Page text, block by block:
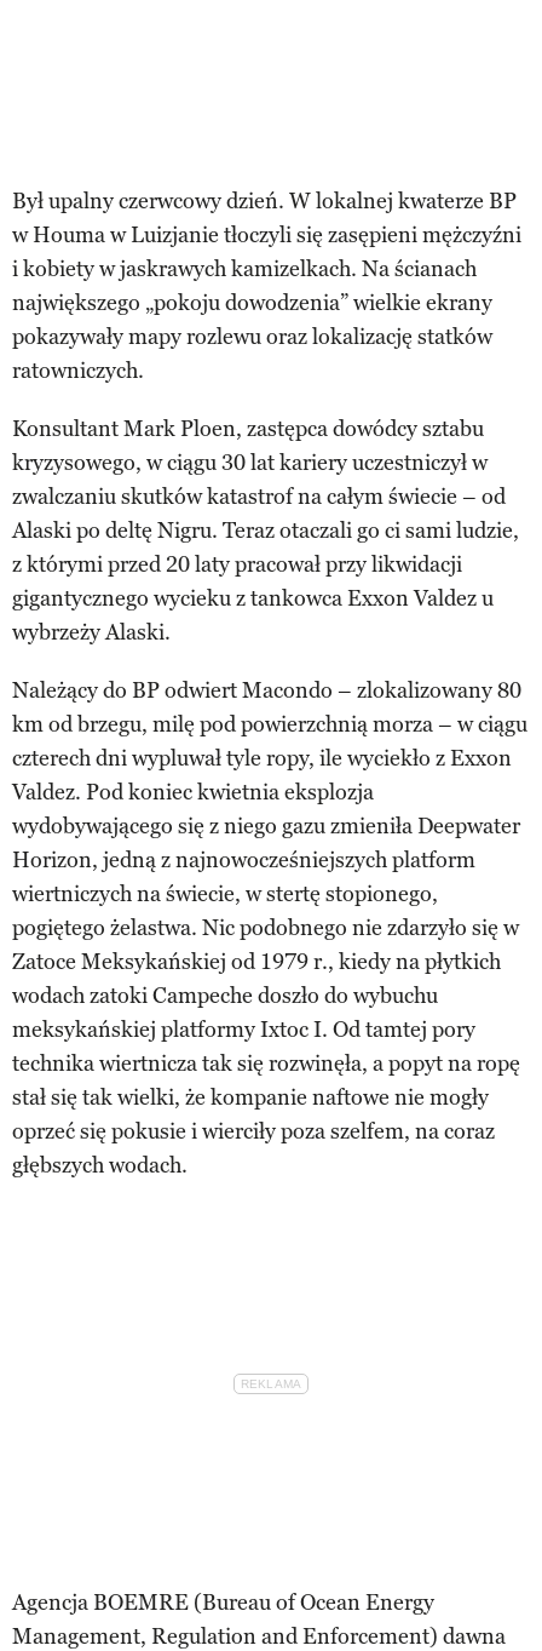
Był upalny czerwcowy dzień. W lokalnej kwaterze BP
w Houma w Luizjanie tłoczyli się zasępieni mężczyźni
i kobiety w jaskrawych kamizelkach. Na ścianach
największego „pokoju dowodzenia” wielkie ekrany
pokazywały mapy rozlewu oraz lokalizację statków
ratowniczych.
Konsultant Mark Ploen, zastępca dowódcy sztabu
kryzysowego, w ciągu 30 lat kariery uczestniczył w
zwalczaniu skutków katastrof na całym świecie – od
Alaski po deltę Nigru. Teraz otaczali go ci sami ludzie,
z którymi przed 20 laty pracował przy likwidacji
gigantycznego wycieku z tankowca Exxon Valdez u
wybrzeży Alaski.
Należący do BP odwiert Macondo – zlokalizowany 80
km od brzegu, milę pod powierzchnią morza – w ciągu
czterech dni wypluwał tyle ropy, ile wyciekło z Exxon
Valdez. Pod koniec kwietnia eksplozja
wydobywającego się z niego gazu zmieniła Deepwater
Horizon, jedną z najnowocześniejszych platform
wiertniczych na świecie, w stertę stopionego,
pogiętego żelastwa. Nic podobnego nie zdarzyło się w
Zatoce Meksykańskiej od 1979 r., kiedy na płytkich
wodach zatoki Campeche doszło do wybuchu
meksykańskiej platformy Ixtoc I. Od tamtej pory
technika wiertnicza tak się rozwinęła, a popyt na ropę
stał się tak wielki, że kompanie naftowe nie mogły
oprzeć się pokusie i wierciły poza szelfem, na coraz
głębszych wodach.
Agencja BOEMRE (Bureau of Ocean Energy
Management, Regulation and Enforcement) dawna